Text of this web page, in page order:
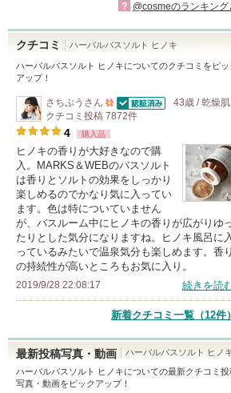
? @cosmeのランキング
クチコミ ハーバルバスソルト ヒノキ
ハーバルバスソルト ヒノキについてのクチコミをピッ
アップ！
さちぷう さん
500
以
上
の
メ
ン
バ
ー
お
に
り
認証済
43歳 / 乾燥肌
クチコミ投稿 7872件
4 購入品
ヒノキの香りが大好きなので購
入。MARKS＆WEBのバスソルト
は香りとソルトの効果をしっかり
楽しめるのでかなり気に入ってい
ます。色は特についていません
が、バスルーム中にヒノキの香りが広がりゆ
たりとした気分になりますね。ヒノキ風呂に入
っているみたいで温泉気分も楽しめます。香り
の持続性が高いところもお気に入り。
2019/9/28 22:08:17 続きを読
新着クチコミ一覧 （12件）
最新投稿写真・動画
ハーバルバスソルト ヒノ
ハーバルバスソルト ヒノキについての最新クチコミ投
写真・動画をピックアップ！